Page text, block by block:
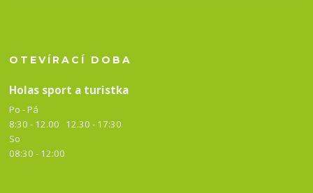
OTEVÍRACÍ DOBA
Holas sport a turistka
Po - Pá
8:30 - 12.00 12.30 - 17:30
So
08:30 - 12:00